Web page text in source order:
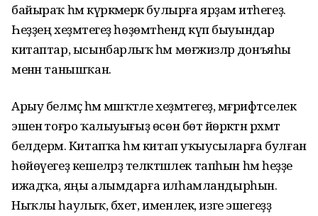
байыраҡ һәм күркәмерәк булырға ярҙам итәһегеҙ.
Һеҙҙең хеҙмәтегеҙ һөҙөмтәһендә күп быуындар
китаптар, ысынбарлыҡ һәм мөғжизәләр донъяһы
менән танышҡан.
Арыу белмәҫ һәм мәшәҡәтле хеҙмәтегеҙ, мәғрифәтселек
эшенә тоғро ҡалыуығыҙ өсөн бөтә йөрәктән рәхмәт
белдерәм. Китапҡа һәм китап уҡыусыларға булған
һөйөүегеҙ кешеләрҙә теләктәшлек тапһын һәм һеҙҙе
ижадҡа, яңы алымдарға илһамландырһын.
Ныҡлы һаулыҡ, бәхет, именлек, изге эшегеҙҙә